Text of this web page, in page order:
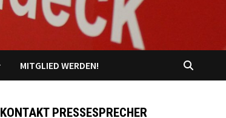
MITGLIED WERDEN!
KONTAKT PRESSESPRECHER